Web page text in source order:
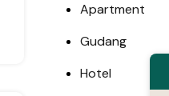
Apartment
Gudang
Hotel